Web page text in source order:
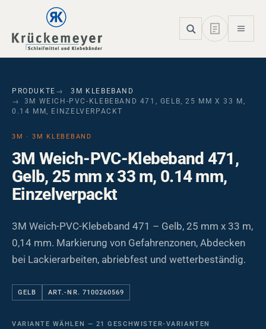
Skip to main navigation
Skip to main content
Skip to page footer
PRODUKTE
3M KLEBEBAND
3M WEICH-PVC-KLEBEBAND 471, GELB, 25 MM X 33 M,
0.14 MM, EINZELVERPACKT
3M · 3M KLEBEBAND
3M Weich-PVC-Klebeband 471,
Gelb, 25 mm x 33 m, 0.14 mm,
Einzelverpackt
3M Weich-PVC-Klebeband 471 – Gelb, 25 mm x 33 m,
0,14 mm. Markierung von Gefahrenzonen, Abdecken
bei Lackierarbeiten, abriebfest und wetterbeständig.
GELB ART.-NR. 7100260569
VARIANTE WÄHLEN — 21 GESCHWISTER-VARIANTEN